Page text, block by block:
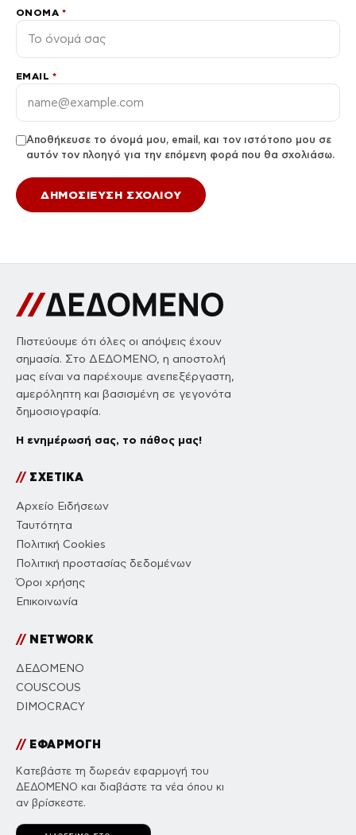
ΌΝΟΜΑ *
EMAIL *
Αποθήκευσε το όνομά μου, email, και τον ιστότοπο μου σε
αυτόν τον πλοηγό για την επόμενη φορά που θα σχολιάσω.
Πιστεύουμε ότι όλες οι απόψεις έχουν
σημασία. Στο ΔΕΔΟΜΕΝΟ, η αποστολή
μας είναι να παρέχουμε ανεπεξέργαστη,
αμερόληπτη και βασισμένη σε γεγονότα
δημοσιογραφία.
Η ενημέρωσή σας, το πάθος μας!
//ΣΧΕΤΙΚΑ
Αρχείο Ειδήσεων
Ταυτότητα
Πολιτική Cookies
Πολιτική προστασίας δεδομένων
Όροι χρήσης
Επικοινωνία
//NETWORK
ΔΕΔΟΜΕΝΟ
COUSCOUS
DIMOCRACY
//ΕΦΑΡΜΟΓΗ
Κατεβάστε τη δωρεάν εφαρμογή του
ΔΕΔΟΜΕΝΟ και διαβάστε τα νέα όπου κι
αν βρίσκεστε.